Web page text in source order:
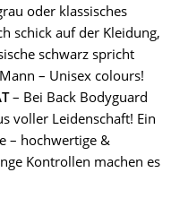
oder klassisches
schick auf der Kleidung,
schwarz spricht
– Unisex colours!
– Bei Back Bodyguard
voller Leidenschaft! Ein
– hochwertige &
Kontrollen machen es